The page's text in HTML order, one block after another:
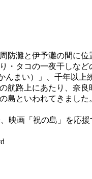
防灘と伊予灘の間に
タコの一夜干しなど
まい）」、千年以上
航路上にあたり、奈
島といわれてきまし
映画「祝の島」を応援